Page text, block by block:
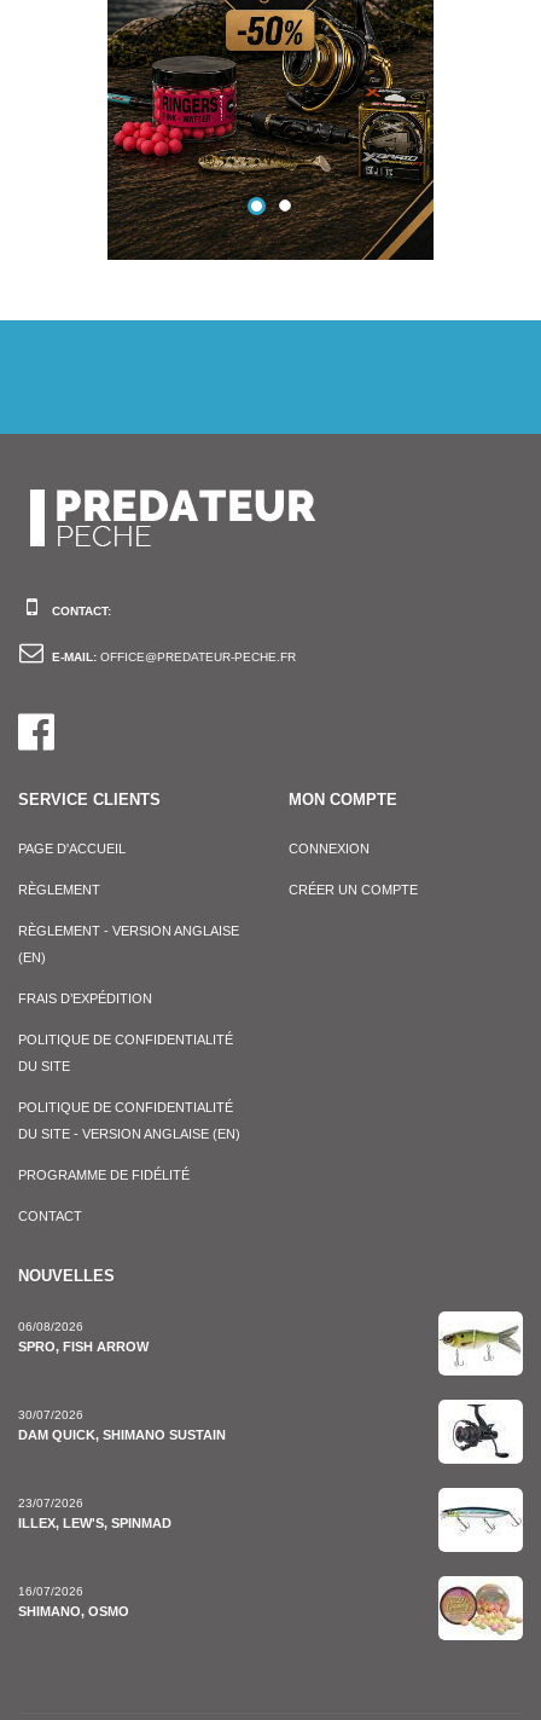
CONTACT:
E-MAIL: OFFICE@PREDATEUR-PECHE.FR
SERVICE CLIENTS
PAGE D'ACCUEIL
RÈGLEMENT
RÈGLEMENT - VERSION ANGLAISE
(EN)
FRAIS D’EXPÉDITION
POLITIQUE DE CONFIDENTIALITÉ
DU SITE
POLITIQUE DE CONFIDENTIALITÉ
DU SITE - VERSION ANGLAISE (EN)
PROGRAMME DE FIDÉLITÉ
CONTACT
MON COMPTE
CONNEXION
CRÉER UN COMPTE
NOUVELLES
06/08/2026
SPRO, FISH ARROW
30/07/2026
DAM QUICK, SHIMANO SUSTAIN
23/07/2026
ILLEX, LEW'S, SPINMAD
16/07/2026
SHIMANO, OSMO